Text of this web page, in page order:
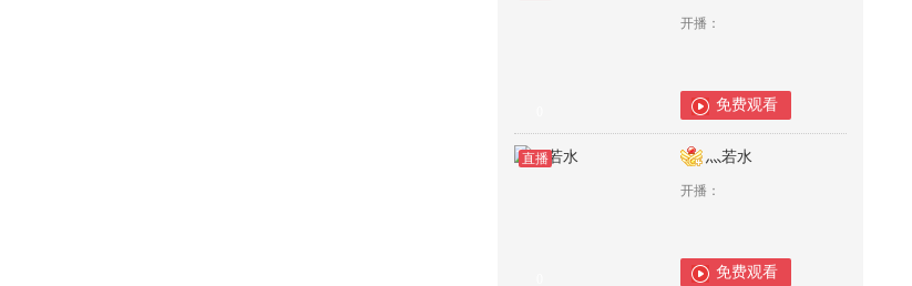
开播：
免费观看
直播 灬若水
开播：
免费观看